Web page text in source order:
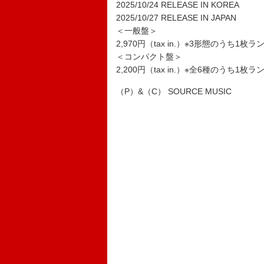
2025/10/24 RELEASE IN KOREA
2025/10/27 RELEASE IN JAPAN
＜一般盤＞
2,970円（tax in.）※3形態のうち1枚ラ
＜コンパクト盤＞
2,200円（tax in.）※全6種のうち1枚ラ
（P）&（C） SOURCE MUSIC